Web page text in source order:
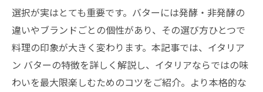
選択が実はとても重要です。バターには発酵・非発酵の
違いやブランドごとの個性があり、その選び方ひとつで
料理の印象が大きく変わります。本記事では、イタリア
ン バターの特徴を詳しく解説し、イタリアならではの味
わいを最大限楽しむためのコツをご紹介。より本格的な